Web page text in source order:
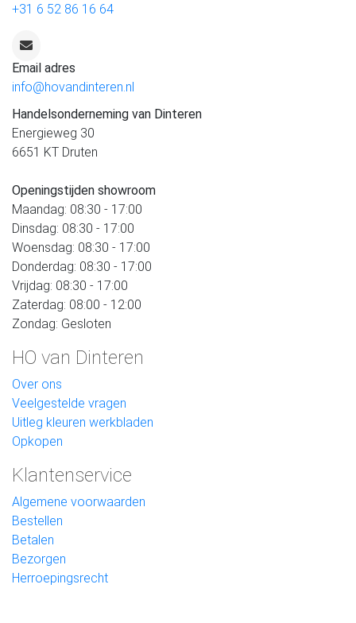
+31 6 52 86 16 64
Email adres
info@hovandinteren.nl
Handelsonderneming van Dinteren
Energieweg 30
6651 KT Druten
Openingstijden showroom
Maandag: 08:30 - 17:00
Dinsdag: 08:30 - 17:00
Woensdag: 08:30 - 17:00
Donderdag: 08:30 - 17:00
Vrijdag: 08:30 - 17:00
Zaterdag: 08:00 - 12:00
Zondag: Gesloten
HO van Dinteren
Over ons
Veelgestelde vragen
Uitleg kleuren werkbladen
Opkopen
Klantenservice
Algemene voorwaarden
Bestellen
Betalen
Bezorgen
Herroepingsrecht